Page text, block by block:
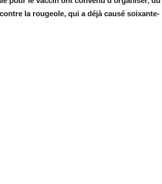
la rougeole, qui a déjà causé soixante-